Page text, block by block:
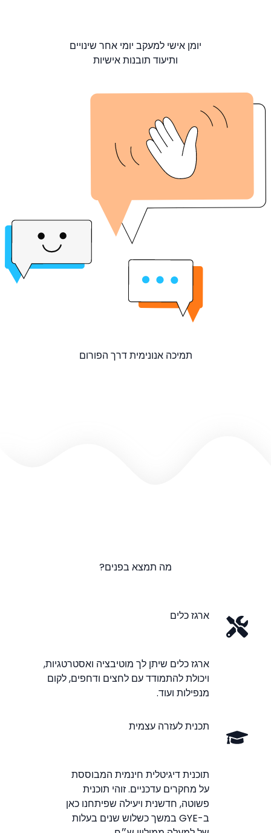
יומן אישי למעקב יומי אחר שינויים
ותיעוד תובנות אישיות
תמיכה אנונימית דרך הפורום
מה תמצא בפנים?
ארגז כלים
ארגז כלים שיתן לך מוטיבציה ואסטרטגיות,
ויכולת להתמודד עם לחצים ודחפים, לקום
מנפילות ועוד.
תכנית לעזרה עצמית
תוכנית דיגיטלית חינמית המבוססת
על מחקרים עדכניים. זוהי תוכנית
פשוטה, חדשנית ויעילה שפיתחנו כאן
ב-GYE במשך כשלוש שנים בעלות